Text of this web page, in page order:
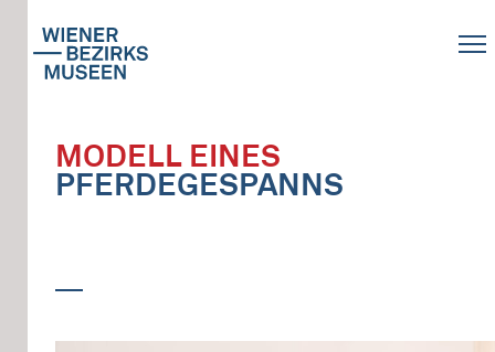
MODELL EINES
PFERDEGESPANNS